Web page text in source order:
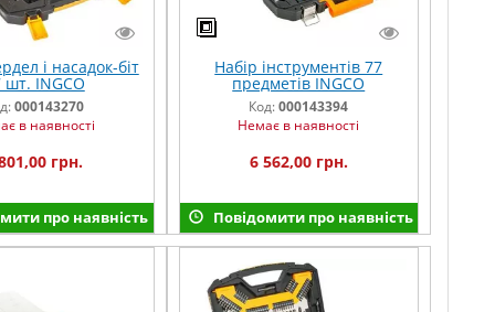
і насадок-біт
шт. INGCO
000143270
в наявності
грн.
про наявність
Набір інструментів 77
предметів INGCO
INDUSTRIAL
Код:000143394
Немає в наявності
6 562,00 грн.
Повідомити про наявність